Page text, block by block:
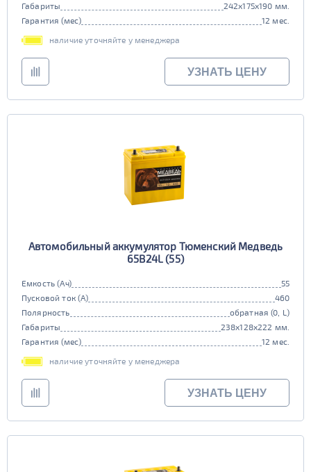
Габариты
242x175x190 мм.
Гарантия (мес)
12 мес.
наличие уточняйте у менеджера
УЗНАТЬ ЦЕНУ
Автомобильный аккумулятор Тюменский Медведь
65В24L (55)
Емкость (Ач)
55
Пусковой ток (А)
460
Полярность
обратная (0, L)
Габариты
238x128x222 мм.
Гарантия (мес)
12 мес.
наличие уточняйте у менеджера
УЗНАТЬ ЦЕНУ